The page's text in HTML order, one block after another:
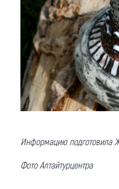
Информацию подготовила
Фото Алтайтурцентра